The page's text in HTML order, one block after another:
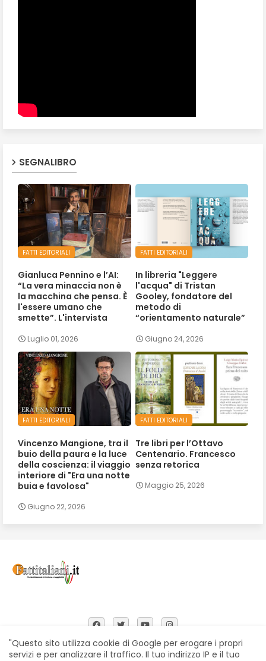
SEGNALIBRO
FATTI EDITORIALI
Gianluca Pennino e l’AI:
“La vera minaccia non è
la macchina che pensa. È
l'essere umano che
smette”. L'intervista
Luglio 01, 2026
FATTI EDITORIALI
In libreria "Leggere
l'acqua" di Tristan
Gooley, fondatore del
metodo di
“orientamento naturale”
Giugno 24, 2026
FATTI EDITORIALI
Vincenzo Mangione, tra il
buio della paura e la luce
della coscienza: il viaggio
interiore di "Era una notte
buia e favolosa"
Giugno 22, 2026
FATTI EDITORIALI
Tre libri per l’Ottavo
Centenario. Francesco
senza retorica
Maggio 25, 2026
"Questo sito utilizza cookie di Google per erogare i propri
servizi e per analizzare il traffico. Il tuo indirizzo IP e il tuo